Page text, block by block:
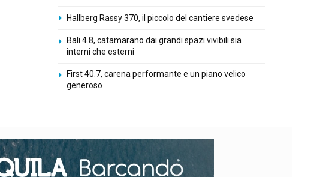
Hallberg Rassy 370, il piccolo del cantiere svedese
Bali 4.8, catamarano dai grandi spazi vivibili sia
interni che esterni
First 40.7, carena performante e un piano velico
generoso